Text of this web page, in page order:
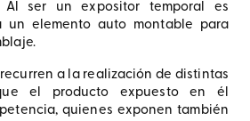
Al ser un expositor temporal es
un elemento auto montable para
a la realización de distintas
el producto expuesto en él
quienes exponen también